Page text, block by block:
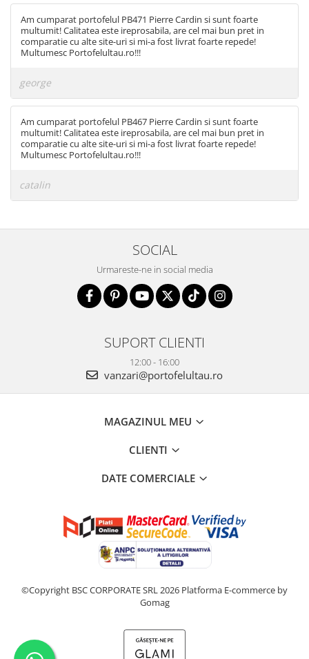
Am cumparat portofelul PB471 Pierre Cardin si sunt foarte
multumit! Calitatea este ireprosabila, are cel mai bun pret in
comparatie cu alte site-uri si mi-a fost livrat foarte repede!
Multumesc Portofelultau.ro!!!
george
Am cumparat portofelul PB467 Pierre Cardin si sunt foarte
multumit! Calitatea este ireprosabila, are cel mai bun pret in
comparatie cu alte site-uri si mi-a fost livrat foarte repede!
Multumesc Portofelultau.ro!!!
catalin
SOCIAL
Urmareste-ne in social media
SUPORT CLIENTI
12:00 - 16:00
vanzari@portofelultau.ro
MAGAZINUL MEU
CLIENTI
DATE COMERCIALE
©Copyright BSC CORPORATE SRL 2026 Platforma E-commerce by
Gomag